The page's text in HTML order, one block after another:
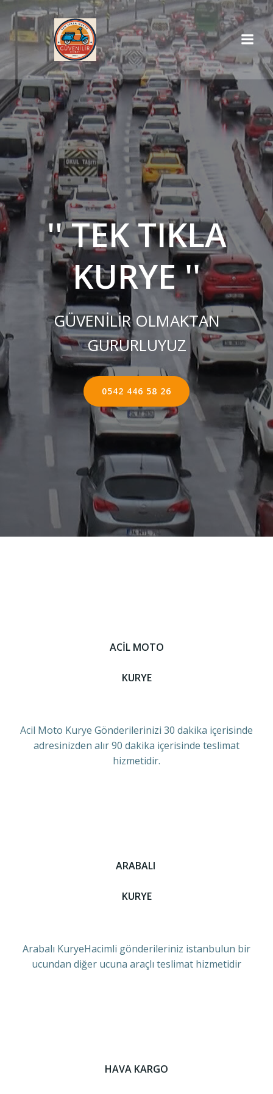
İçeriğe
geç
'' TEK TIKLA
KURYE ''
GÜVENİLİR OLMAKTAN
GURURLUYUZ
0542 446 58 26
ACİL MOTO
KURYE
Acil Moto Kurye Gönderilerinizi 30 dakika içerisinde
adresinizden alır 90 dakika içerisinde teslimat
hizmetidir.
ARABALI
KURYE
Arabalı KuryeHacimli gönderileriniz istanbulun bir
ucundan diğer ucuna araçlı teslimat hizmetidir
HAVA KARGO